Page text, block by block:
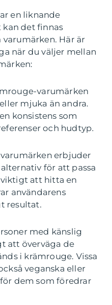
en liknande
det finnas
Här är
när du väljer mellan
varumärken
mjuka än andra.
konsistens som
och hudtyp.
erbjuder
för att passa
att hitta en
användarens
resultat.
med känslig
att överväga de
i krämrouge. Vissa
veganska eller
dem som föredrar